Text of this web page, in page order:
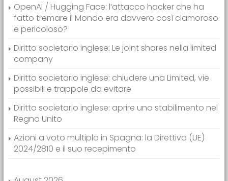
OpenAI / Hugging Face: l’attacco hacker che ha
fatto tremare il Mondo era davvero così clamoroso
e pericoloso?
Diritto societario inglese: Le joint shares nella limited
company
Diritto societario inglese: chiudere una Limited, vie
possibili e trappole da evitare
Diritto societario inglese: aprire uno stabilimento nel
Regno Unito
Azioni a voto multiplo in Spagna: la Direttiva (UE)
2024/2810 e il suo recepimento